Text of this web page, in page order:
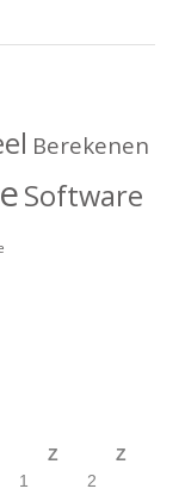
Berekenen
Software
Z
Z
1
2